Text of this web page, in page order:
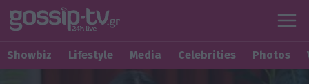
Showbiz Lifestyle Media Celebrities Photos